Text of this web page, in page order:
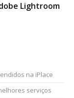
Lightroom
na iPlace
serviços